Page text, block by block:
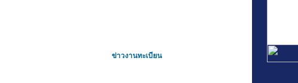
ข่าวงานทะเบียน